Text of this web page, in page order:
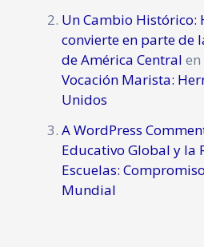
Un Cambio Histórico:
convierte en parte de
de América Central en
Vocación Marista:
Unidos
A WordPress
Educativo Global y la
Escuelas:
Mundial